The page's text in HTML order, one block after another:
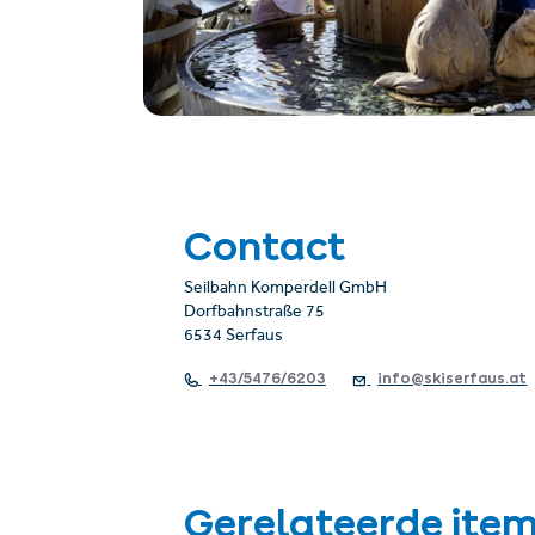
Contact
Seilbahn Komperdell GmbH
Dorfbahnstraße 75
6534 Serfaus
+43/5476/6203 info@skiserfaus.at
Gerelateerde